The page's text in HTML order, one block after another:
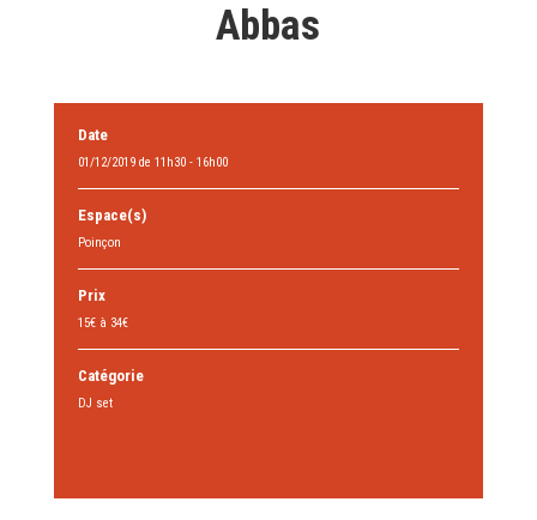
Abbas
Date
01/12/2019 de 11h30 - 16h00
Espace(s)
Poinçon
Prix
15€ à 34€
Catégorie
DJ set